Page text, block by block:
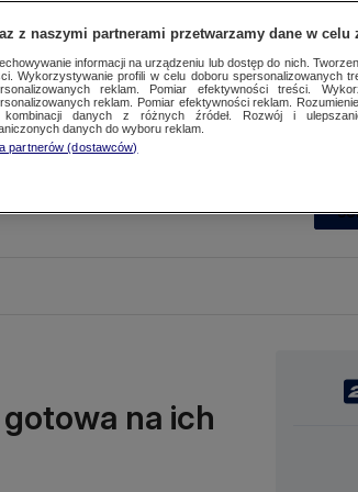
na ich
z naszymi partnerami przetwarzamy dane w celu
informacji na urządzeniu lub dostęp do nich.
Wykorzystywanie profili w celu doboru spersonalizowanych
reklam. Pomiar efektywności treści.
reklam. Pomiar efektywności reklam.
kombinacji danych z różnych źródeł. Rozwój i
danych do wyboru reklam.
partnerów (dostawców)